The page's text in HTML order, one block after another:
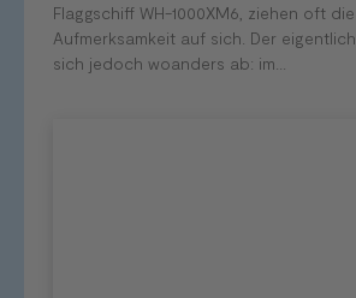
Flaggschiff WH-1000XM6, ziehen oft
Aufmerksamkeit auf sich. Der
sich jedoch woanders ab: im...